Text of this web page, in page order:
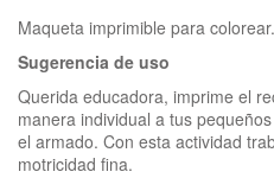
Sugerencia de uso
Querida educadora, imprime el
manera individual a tus
el armado. Con esta actividad
motricidad fina.